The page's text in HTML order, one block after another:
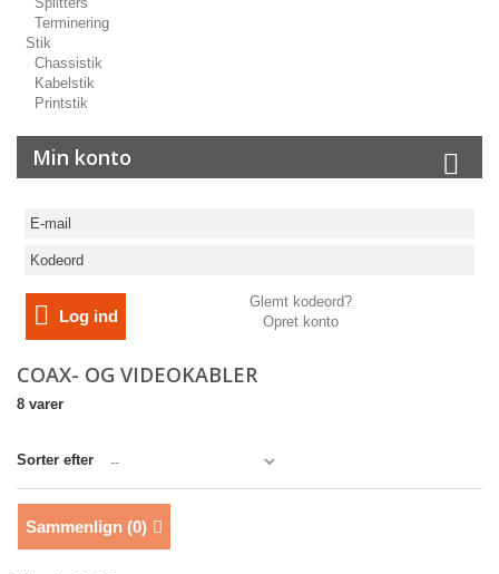
Terminering
Stik
Chassistik
Kabelstik
Printstik
Min konto
Log ind
Glemt kodeord?
Opret konto
COAX- OG VIDEOKABLER
8 varer
Sorter efter
Sammenlign (0)